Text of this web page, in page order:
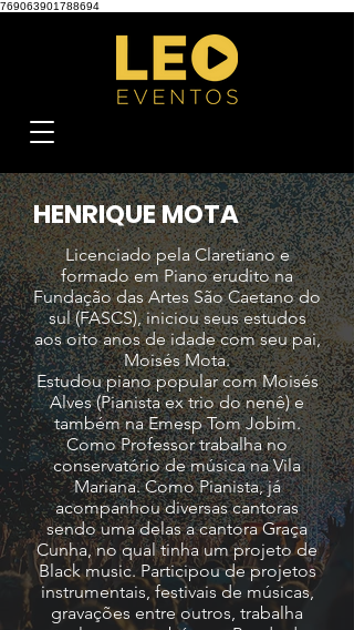
769063901788694
HENRIQUE MOTA
Licenciado pela Claretiano e
formado em Piano erudito na
Fundação das Artes São Caetano do
sul (FASCS), iniciou seus estudos
aos oito anos de idade com seu pai,
Moisés Mota.
Estudou piano popular com Moisés
Alves (Pianista ex trio do nenê) e
também na Emesp Tom Jobim.
Como Professor trabalha no
conservatório de música na Vila
Mariana. Como Pianista, já
acompanhou diversas cantoras
sendo uma delas a cantora Graça
Cunha, no qual tinha um projeto de
Black music. Participou de projetos
instrumentais, festivais de músicas,
gravações entre outros, trabalha